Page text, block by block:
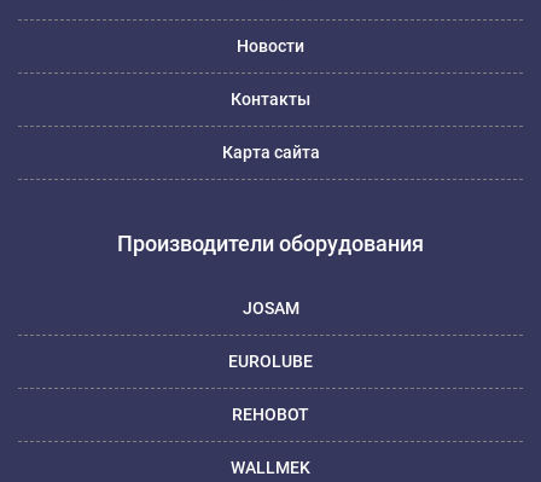
Новости
Контакты
Карта сайта
Производители оборудования
JOSAM
EUROLUBE
REHOBOT
WALLMEK